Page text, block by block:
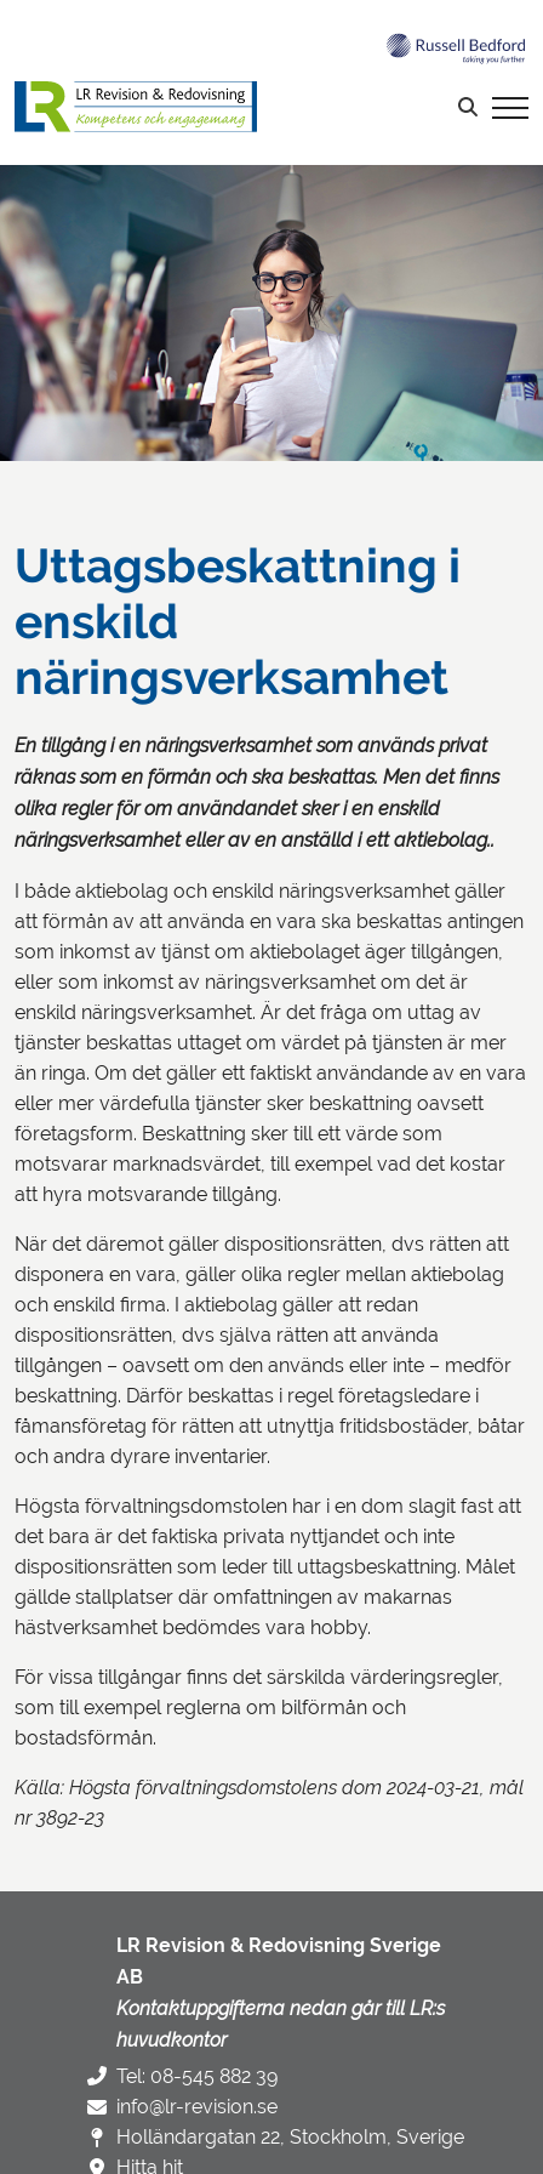
LOGGA IN Sök efter:
Uttagsbeskattning i
enskild
näringsverksamhet
En tillgång i en näringsverksamhet som används privat
räknas som en förmån och ska beskattas. Men det finns
olika regler för om användandet sker i en enskild
näringsverksamhet eller av en anställd i ett aktiebolag..
I både aktiebolag och enskild näringsverksamhet gäller
att förmån av att använda en vara ska beskattas antingen
som inkomst av tjänst om aktiebolaget äger tillgången,
eller som inkomst av näringsverksamhet om det är
enskild näringsverksamhet. Är det fråga om uttag av
tjänster beskattas uttaget om värdet på tjänsten är mer
än ringa. Om det gäller ett faktiskt användande av en vara
eller mer värdefulla tjänster sker beskattning oavsett
företagsform. Beskattning sker till ett värde som
motsvarar marknadsvärdet, till exempel vad det kostar
att hyra motsvarande tillgång.
När det däremot gäller dispositionsrätten, dvs rätten att
disponera en vara, gäller olika regler mellan aktiebolag
och enskild firma. I aktiebolag gäller att redan
dispositionsrätten, dvs själva rätten att använda
tillgången – oavsett om den används eller inte – medför
beskattning. Därför beskattas i regel företagsledare i
fåmansföretag för rätten att utnyttja fritidsbostäder, båtar
och andra dyrare inventarier.
Högsta förvaltningsdomstolen har i en dom slagit fast att
det bara är det faktiska privata nyttjandet och inte
dispositionsrätten som leder till uttagsbeskattning. Målet
gällde stallplatser där omfattningen av makarnas
hästverksamhet bedömdes vara hobby.
För vissa tillgångar finns det särskilda värderingsregler,
som till exempel reglerna om bilförmån och
bostadsförmån.
Källa: Högsta förvaltningsdomstolens dom 2024-03-21, mål
nr 3892-23
LR Revision & Redovisning Sverige
AB
Kontaktuppgifterna nedan går till LR:s
huvudkontor
Tel: 08-545 882 39
info@lr-revision.se
Holländargatan 22, Stockholm, Sverige
Hitta hit